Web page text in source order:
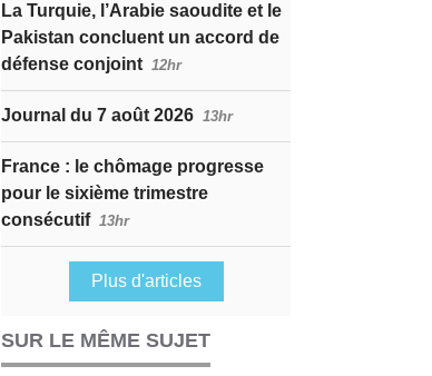
La Turquie, l’Arabie saoudite et le
Pakistan concluent un accord de
défense conjoint 12hr
Journal du 7 août 2026 13hr
France : le chômage progresse
pour le sixième trimestre
consécutif 13hr
Plus d'articles
SUR LE MÊME SUJET